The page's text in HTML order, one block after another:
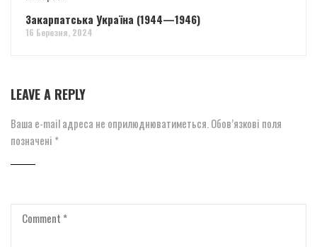
Закарпатська Україна (1944—1946)
16 Березня, 2024
LEAVE A REPLY
Ваша e-mail адреса не оприлюднюватиметься. Обов’язкові поля
позначені *